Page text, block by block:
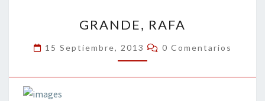
RAFA
GRANDE, RAFA
15 Septiembre, 2013 Comentarios
0 Comentarios